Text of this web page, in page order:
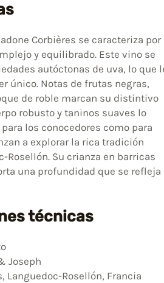
Corbières se caracteriza por
y equilibrado. Este vino se
autóctonas de uva, lo que
único. Notas de frutas negras,
de roble marcan su distintivo
robusto y taninos suaves lo
los conocedores como para
a explorar la rica tradición
Rosellón. Su crianza en barricas
una profundidad que se refleja
técnicas
Joseph
Languedoc-Rosellón, Francia